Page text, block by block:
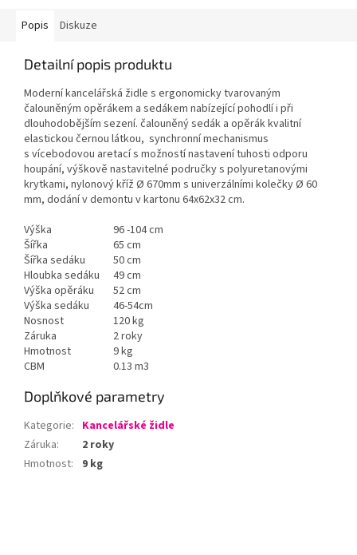
Popis Diskuze
Detailní popis produktu
Moderní kancelářská židle s ergonomicky tvarovaným
čalouněným opěrákem a sedákem nabízející pohodlí i při
dlouhodobějším sezení. čalouněný sedák a opěrák kvalitní
elastickou černou látkou, synchronní mechanismus
s vícebodovou aretací s možností nastavení tuhosti odporu
houpání, výškově nastavitelné područky s polyuretanovými
krytkami, nylonový kříž Ø 670mm s univerzálními kolečky Ø 60
mm, dodání v demontu v kartonu 64x62x32 cm.
Výška
96 -104 cm
Šířka
65 cm
Šířka sedáku
50 cm
Hloubka sedáku
49 cm
Výška opěráku
52 cm
Výška sedáku
46-54cm
Nosnost
120 kg
Záruka
2 roky
Hmotnost
9 kg
CBM
0.13 m3
Doplňkové parametry
Kategorie: Kancelářské židle
Záruka:
2 roky
Hmotnost: 9 kg